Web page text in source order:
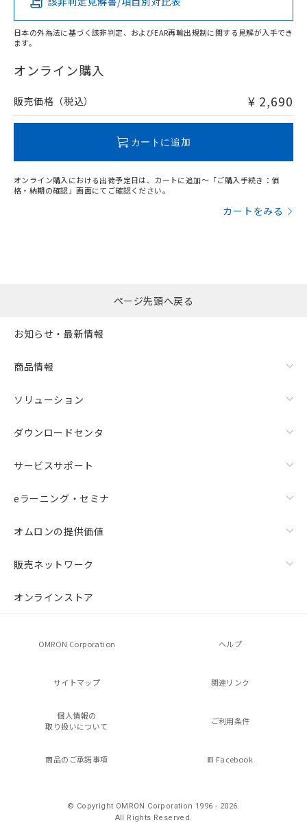
O
在庫等で未対応品が混在する可能性があります。
問い合わせください。
日本の外為法に基づく該非判定、およびEAR再輸出規制に関する見解が入手でき
ます。
オンライン購入
販売価格（税込） ¥ 2,690
カートに追加
オンライン購入における出荷予定日は、カートに追加～「ご購入手続き：価
格・納期の確認」画面にてご確認ください。
カートをみる
ページ先頭へ戻る
お知らせ・最新情報
商品情報
ソリューション
ダウンロードセンタ
サービスサポート
eラーニング・セミナ
オムロンの提供価値
販売ネットワーク
オンラインストア
OMRON Corporation ヘルプ
サイトマップ 関連リンク
個人情報の
取り扱いについて
ご利用条件
商品のご承諾事項 Facebook
© Copyright OMRON Corporation 1996 - 2026.
All Rights Reserved.